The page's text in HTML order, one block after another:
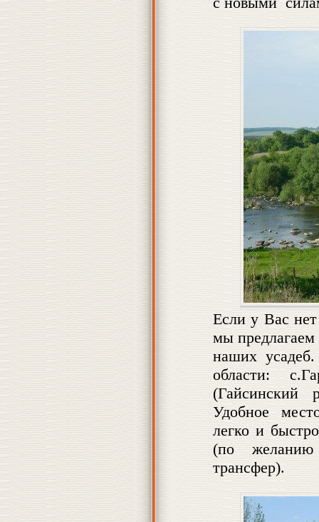
Если у Вас
мы предлагаем
наших
области:
(Гайсинский
Удобное
легко и
(по желанию
трансфер).